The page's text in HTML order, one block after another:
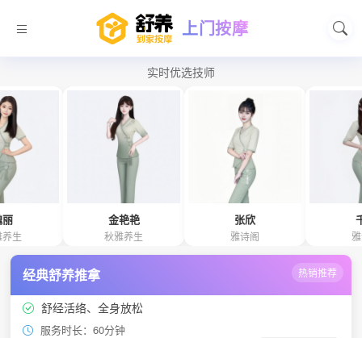
上门按摩
实时优选技师
经典舒养推拿 热销推荐
舒经活络、全身放松
服务时长：60分钟